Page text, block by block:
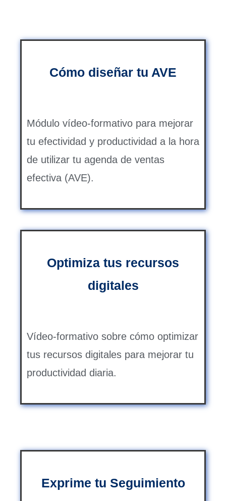
Cómo diseñar tu AVE
Módulo vídeo-formativo para mejorar
tu efectividad y productividad a la hora
de utilizar tu agenda de ventas
efectiva (AVE).
Optimiza tus recursos
digitales
Vídeo-formativo sobre cómo optimizar
tus recursos digitales para mejorar tu
productividad diaria.
Exprime tu Seguimiento